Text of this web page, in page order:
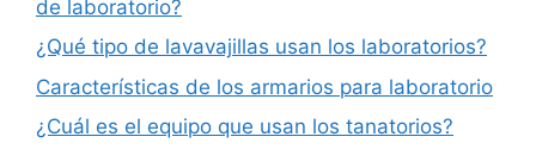
de laboratorio?
¿Qué tipo de lavavajillas usan los laboratorios?
Características de los armarios para laboratorio
¿Cuál es el equipo que usan los tanatorios?